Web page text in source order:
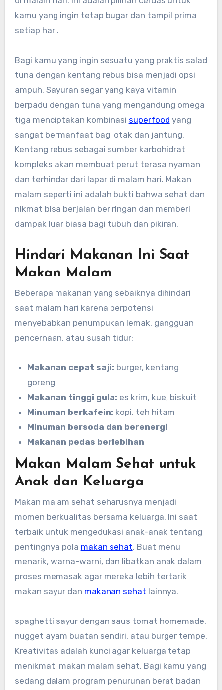
kamu yang ingin tetap bugar dan tampil prima
setiap hari.
Bagi kamu yang ingin sesuatu yang praktis salad
tuna dengan kentang rebus bisa menjadi opsi
ampuh. Sayuran segar yang kaya vitamin
berpadu dengan tuna yang mengandung omega
tiga menciptakan kombinasi superfood yang
sangat bermanfaat bagi otak dan jantung.
Kentang rebus sebagai sumber karbohidrat
kompleks akan membuat perut terasa nyaman
dan terhindar dari lapar di malam hari. Makan
malam seperti ini adalah bukti bahwa sehat dan
nikmat bisa berjalan beriringan dan memberi
dampak luar biasa bagi tubuh dan pikiran.
Hindari Makanan Ini Saat
Makan Malam
Beberapa makanan yang sebaiknya dihindari
saat malam hari karena berpotensi
menyebabkan penumpukan lemak, gangguan
pencernaan, atau susah tidur:
Makanan cepat saji: burger, kentang
goreng
Makanan tinggi gula: es krim, kue, biskuit
Minuman berkafein: kopi, teh hitam
Minuman bersoda dan berenergi
Makanan pedas berlebihan
Makan Malam Sehat untuk
Anak dan Keluarga
Makan malam sehat seharusnya menjadi
momen berkualitas bersama keluarga. Ini saat
terbaik untuk mengedukasi anak-anak tentang
pentingnya pola makan sehat. Buat menu
menarik, warna-warni, dan libatkan anak dalam
proses memasak agar mereka lebih tertarik
makan sayur dan makanan sehat lainnya.
spaghetti sayur dengan saus tomat homemade,
nugget ayam buatan sendiri, atau burger tempe.
Kreativitas adalah kunci agar keluarga tetap
menikmati makan malam sehat. Bagi kamu yang
sedang dalam program penurunan berat badan